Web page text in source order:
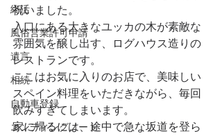
終活
風俗営業許可申請
遺言
相続
自動車登録
エンディングノート
祝いました。
入口にある大きなユッカの木が素敵な
雰囲気を醸し出す、ログハウス造りの
レストランです。
ここはお気に入りのお店で、美味しい
スペイン料理をいただきながら、毎回
飲みすぎてしまいます。
家に帰るには、途中で急な坂道を登ら